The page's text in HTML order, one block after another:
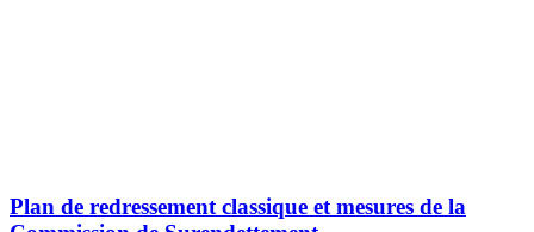
Plan de redressement classique et mesures de la